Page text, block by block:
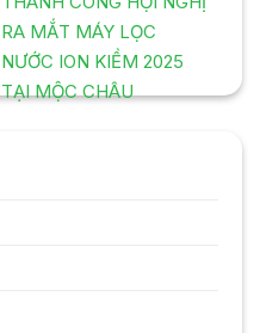
RA MẮT MÁY LỌC
NƯỚC ION KIỀM 2025
TẠI MỘC CHÂU